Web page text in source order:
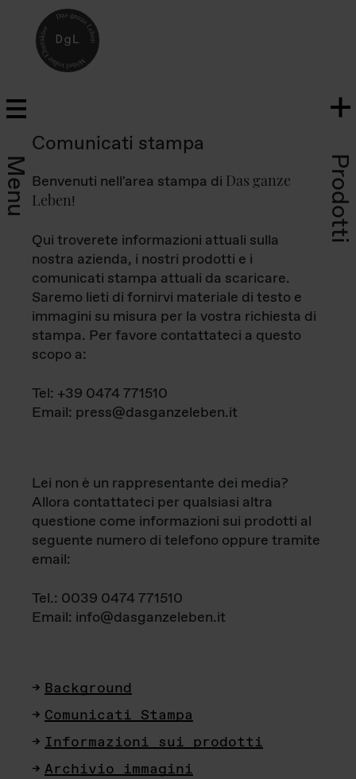
Menu Prodotti
Comunicati stampa
Benvenuti nell'area stampa di Das ganze
Leben!
Qui troverete informazioni attuali sulla
nostra azienda, i nostri prodotti e i
comunicati stampa attuali da scaricare.
Saremo lieti di fornirvi materiale di testo e
immagini su misura per la vostra richiesta di
stampa. Per favore contattateci a questo
scopo a:
Tel: +39 0474 771510
Email: press@dasganzeleben.it
Lei non è un rappresentante dei media?
Allora contattateci per qualsiasi altra
questione come informazioni sui prodotti al
seguente numero di telefono oppure tramite
email:
Tel.: 0039 0474 771510
Email: info@dasganzeleben.it
Background
Comunicati Stampa
Informazioni sui prodotti
Archivio immagini